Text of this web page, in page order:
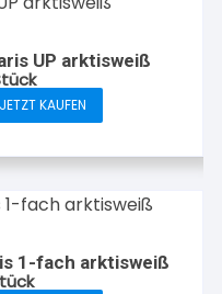
UP arktisweiß
JETZT KAUFEN
1-fach arktisweiß